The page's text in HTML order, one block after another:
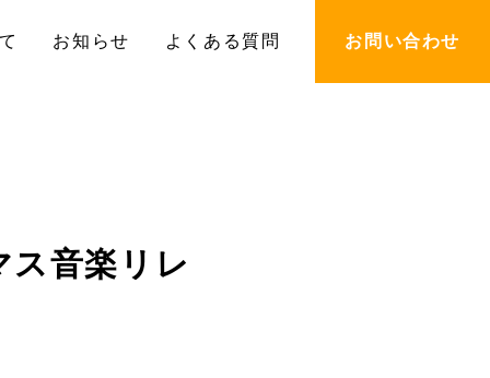
お知らせ よくある質問 お問い合わせ
音楽リレ